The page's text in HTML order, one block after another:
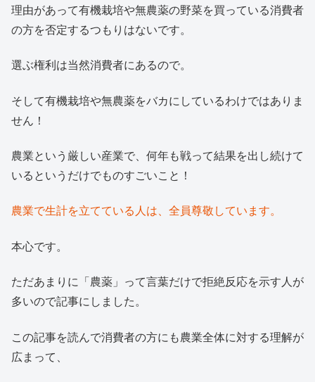
理由があって有機栽培や無農薬の野菜を買っている消費者
の方を否定するつもりはないです。
選ぶ権利は当然消費者にあるので。
そして有機栽培や無農薬をバカにしているわけではありま
せん！
農業という厳しい産業で、何年も戦って結果を出し続けて
いるというだけでものすごいこと！
農業で生計を立てている人は、全員尊敬しています。
本心です。
ただあまりに「農薬」って言葉だけで拒絶反応を示す人が
多いので記事にしました。
この記事を読んで消費者の方にも農業全体に対する理解が
広まって、